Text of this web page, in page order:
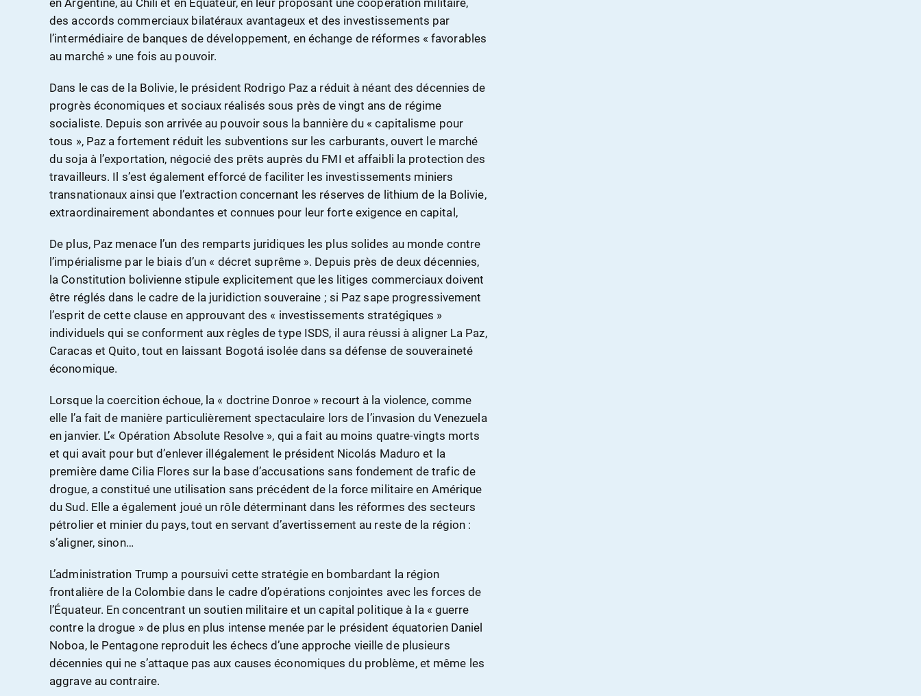
des accords commerciaux bilatéraux avantageux et des investissements par
l’intermédiaire de banques de développement, en échange de réformes « favorables
au marché » une fois au pouvoir.
Dans le cas de la Bolivie, le président Rodrigo Paz a réduit à néant des décennies de
progrès économiques et sociaux réalisés sous près de vingt ans de régime
socialiste. Depuis son arrivée au pouvoir sous la bannière du « capitalisme pour
tous », Paz a fortement réduit les subventions sur les carburants, ouvert le marché
du soja à l’exportation, négocié des prêts auprès du FMI et affaibli la protection des
travailleurs. Il s’est également efforcé de faciliter les investissements miniers
transnationaux ainsi que l’extraction concernant les réserves de lithium de la Bolivie,
extraordinairement abondantes et connues pour leur forte exigence en capital,
De plus, Paz menace l’un des remparts juridiques les plus solides au monde contre
l’impérialisme par le biais d’un « décret suprême ». Depuis près de deux décennies,
la Constitution bolivienne stipule explicitement que les litiges commerciaux doivent
être réglés dans le cadre de la juridiction souveraine ; si Paz sape progressivement
l’esprit de cette clause en approuvant des « investissements stratégiques »
individuels qui se conforment aux règles de type ISDS, il aura réussi à aligner La Paz,
Caracas et Quito, tout en laissant Bogotá isolée dans sa défense de souveraineté
économique.
Lorsque la coercition échoue, la « doctrine Donroe » recourt à la violence, comme
elle l’a fait de manière particulièrement spectaculaire lors de l’invasion du Venezuela
en janvier. L’« Opération Absolute Resolve », qui a fait au moins quatre-vingts morts
et qui avait pour but d’enlever illégalement le président Nicolás Maduro et la
première dame Cilia Flores sur la base d’accusations sans fondement de trafic de
drogue, a constitué une utilisation sans précédent de la force militaire en Amérique
du Sud. Elle a également joué un rôle déterminant dans les réformes des secteurs
pétrolier et minier du pays, tout en servant d’avertissement au reste de la région :
s’aligner, sinon…
L’administration Trump a poursuivi cette stratégie en bombardant la région
frontalière de la Colombie dans le cadre d’opérations conjointes avec les forces de
l’Équateur. En concentrant un soutien militaire et un capital politique à la « guerre
contre la drogue » de plus en plus intense menée par le président équatorien Daniel
Noboa, le Pentagone reproduit les échecs d’une approche vieille de plusieurs
décennies qui ne s’attaque pas aux causes économiques du problème, et même les
aggrave au contraire.